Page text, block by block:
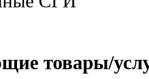
товары/